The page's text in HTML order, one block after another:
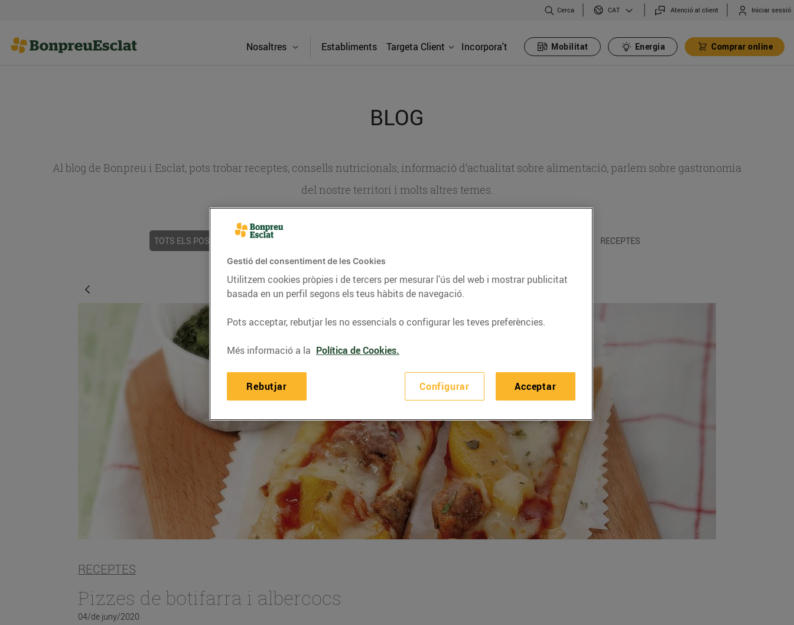
Cerca CAT Atenció al client Iniciar sessió
Nosaltres Establiments Targeta Client Incorpora't Mobilitat Energia Comprar online
BLOG
Al blog de Bonpreu i Esclat, pots trobar receptes, consells nutricionals, informació d’actualitat sobre alimentació, parlem sobre gastronomia
del nostre territori i molts altres temes.
TOTS ELS POSTS ACTUALITAT RECEPTES
RECEPTES
Pizzes de botifarra i albercocs
04/de juny/2020
Gestió del consentiment de les Cookies
Utilitzem cookies pròpies i de tercers per mesurar l’ús del web i mostrar publicitat
basada en un perfil segons els teus hàbits de navegació.
Pots acceptar, rebutjar les no essencials o configurar les teves preferències.
Més informació a la Política de Cookies.
Configurar
Rebutjar Acceptar